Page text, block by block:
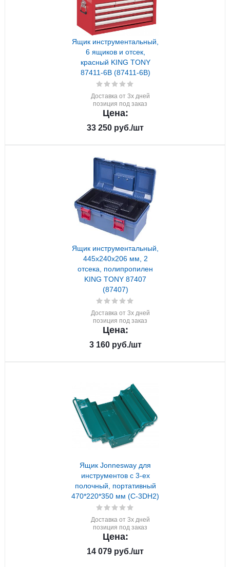
Ящик инструментальный,
6 ящиков и отсек,
красный KING TONY
87411-6B (87411-6B)
Доставка от 3х дней
позиция под заказ
Цена:
33 250 руб./шт
Ящик инструментальный,
445x240x206 мм, 2
отсека, полипропилен
KING TONY 87407
(87407)
Доставка от 3х дней
позиция под заказ
Цена:
3 160руб./шт
Ящик Jonnesway для
инструментов с 3-ех
полочный, портативный
470*220*350 мм (C-3DH2)
Доставка от 3х дней
позиция под заказ
Цена:
14 079 руб./шт